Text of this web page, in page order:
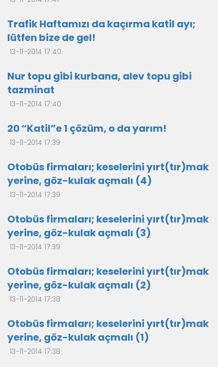
Trafik Haftamızı da kaçırma katil ayı;
lütfen bize de gel!
13-11-2014 17:40
Nur topu gibi kurbana, alev topu gibi
tazminat
13-11-2014 17:40
20 “Katil”e 1 çözüm, o da yarım!
13-11-2014 17:39
Otobüs firmaları; keselerini yırt(tır)mak
yerine, göz-kulak açmalı (4)
13-11-2014 17:39
Otobüs firmaları; keselerini yırt(tır)mak
yerine, göz-kulak açmalı (3)
13-11-2014 17:39
Otobüs firmaları; keselerini yırt(tır)mak
yerine, göz-kulak açmalı (2)
13-11-2014 17:38
Otobüs firmaları; keselerini yırt(tır)mak
yerine, göz-kulak açmalı (1)
13-11-2014 17:38